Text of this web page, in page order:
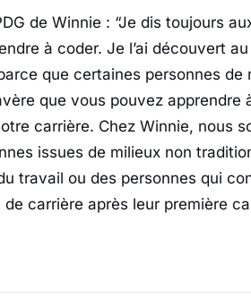
de Winnie : “Je dis toujours
à coder. Je l’ai découvert
que certaines personnes
que vous pouvez apprendre
carrière. Chez Winnie, nous
issues de milieux non
travail ou des personnes qui
carrière après leur première